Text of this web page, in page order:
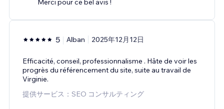
Merci pour ce bel avis !
5 Alban 2025年12月12日
Efficacité, conseil, professionnalisme . Hâte de voir les
progrès du référencement du site, suite au travail de
Virginie.
提供サービス：SEO コンサルティング